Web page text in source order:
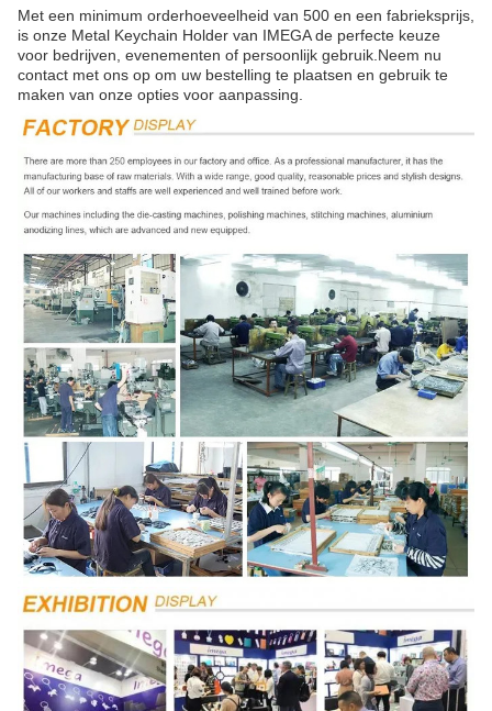
Met een minimum orderhoeveelheid van 500 en een fabrieksprijs,
is onze Metal Keychain Holder van IMEGA de perfecte keuze
voor bedrijven, evenementen of persoonlijk gebruik.Neem nu
contact met ons op om uw bestelling te plaatsen en gebruik te
maken van onze opties voor aanpassing.